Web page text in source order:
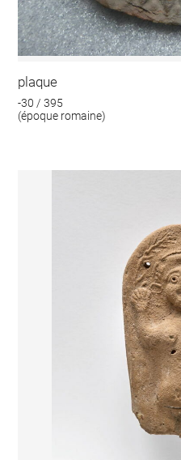
plaque
-30 / 395
(époque romaine)